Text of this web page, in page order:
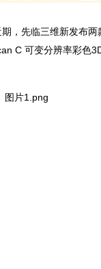
，先临三维新发布
C 可变分辨率彩色